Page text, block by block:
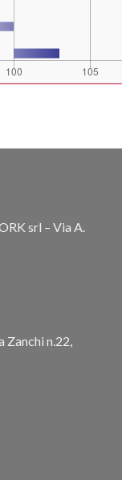
srl – Via A.
Zanchi n.22,